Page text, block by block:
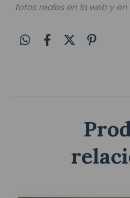
fotos reales en la web y en